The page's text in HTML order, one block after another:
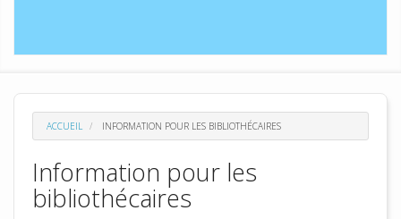
ACCUEIL INFORMATION POUR LES BIBLIOTHÉCAIRES
Information pour les
bibliothécaires